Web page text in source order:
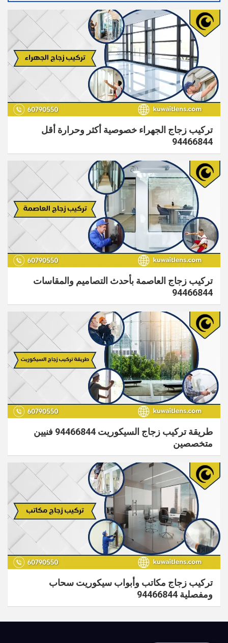
تركيب زجاج الجهراء​ خصوصية أكثر وحرارة أقل
94466844
تركيب زجاج العاصمة بأحدث التصاميم والمقاسات
94466844
طريقة تركيب زجاج السيكوريت ​94466844 فنيين
متخصصين
تركيب زجاج مكاتب وأبواب سيكوريت سحاب
ومفصلية 94466844